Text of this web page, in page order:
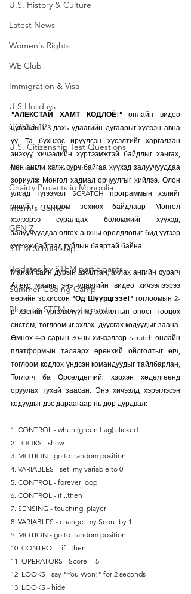
U.S. History & Culture
Latest News
Women's Rights
WE Club
Immigration & Visa
U.S Holidays
COVID-19
U.S. Citizenship Test Questions
American Literature
Chairty Projects in Mongolia
Intern's Corner
GEN Z
STEM Scholarship
Updates by STEM participants
Summer Coding Camp
Blogs by STEM participants
"АЛЕКСТАЙ ХАМТ КОДЛОЁ!" онлайн видео
цувралын 3 дахь удаагийн дугаарыг хүлээн авна
уу. Та бүхнээс ирүүлсэн хүсэлтийг харгалзан
энэхүү хичээлийн хүртээмжтэй байдлыг хангах,
мөн англи хэлж сурч байгаа хүүхэд залуучууддаа
зориулж Монгол хадмал орчуулгыг хийлээ. Олон
улсад түгээмэл SCRATCH программын хэлийг
энгийн тоглоом зохиох байдлаар Монгол
хэлээрээ суралцах боломжийг хүүхэд,
залуучууддаа олгох анхны оролдлогыг бид үүгээр
хүргэж байгаад туйлын баяртай байна.
Манай сайн дурын ажилтан, ахлах ангийн сурагч
Алекс маань энэ удаагийн видео хичээлээрээ
өөрийн зохиосон "Од Шүүрцгээе!" тоглоомын 2-
р хэсгийг үргэлжлүүлж, хожилтын оноог тооцох
систем, тоглоомыг эхлэх, дуусгах кодуудыг заана.
Өмнөх 4-р сарын 30-ны хичээлээр Scratch онлайн
платформын талаарх ерөнхий ойлголтыг өгч,
тоглоом кодлох үндсэн командуудыг тайлбарлан,
Тоглогч ба Өрсөлдөгчийг хэрхэн хөдөлгөөнд
оруулах тухай заасан. Энэ хичээлд хэрэглэсэн
кодуудыг дэс дараагаар нь дор дурдвал:
1. CONTROL - when (green flag) clicked
2. LOOKS - show
3. MOTION - go to: random position
4. VARIABLES - set: my variable to 0
5. CONTROL - forever loop
6. CONTROL - if...then
7. SENSING - touching: player
8. VARIABLES - change: my Score by 1
9. MOTION - go to: random position
10. CONTROL - if...then
11. OPERATORS - Score = 5
12. LOOKS - say "You Won!" for 2 seconds
13. LOOKS - hide